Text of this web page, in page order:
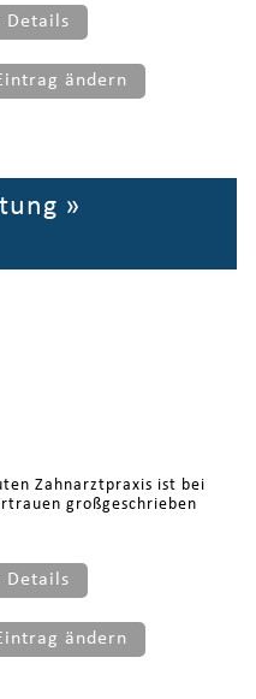
Details
ändern
»
Zahnarztpraxis ist bei
großgeschrieben
Details
ändern